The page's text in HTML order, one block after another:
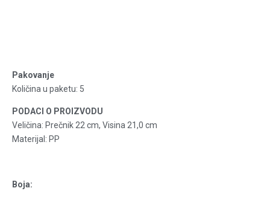
Pakovanje
Količina u paketu: 5
PODACI O PROIZVODU
Veličina: Prečnik 22 cm, Visina 21,0 cm
Materijal: PP
Boja: